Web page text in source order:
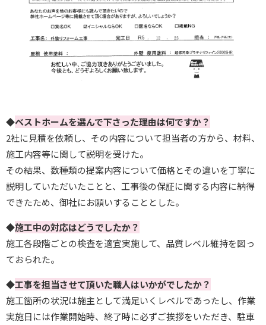
◆ベストホームを選んで下さった理由は何ですか？
2社に見積を依頼し、その内容について担当者の方から、材料、
施工内容等に関して説明を受けた。
その結果、数種類の提案内容について価格とその違いを丁寧に
説明していただいたことと、工事後の保証に関する内容に納得
できたため、御社にお願いすることとした。
◆施工中の対応はどうでしたか？
施工各段階ごとの検査を適宜実施して、品質レベル維持を図っ
ておられた。
◆工事を担当させて頂いた職人はいかがでしたか？
施工箇所の状況は施主として満足いくレベルであったし、作業
実施日には作業開始時、終了時に必ずご挨拶をいただき、駐車